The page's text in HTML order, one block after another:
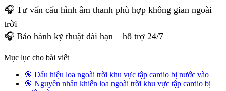
🎧 Tư vấn cấu hình âm thanh phù hợp không gian ngoài
trời
🎧 Bảo hành kỹ thuật dài hạn – hỗ trợ 24/7
Mục lục cho bài viết
🎯 Dấu hiệu loa ngoài trời khu vực tập cardio bị nước vào
🎯 Nguyên nhân khiến loa ngoài trời khu vực tập cardio bị